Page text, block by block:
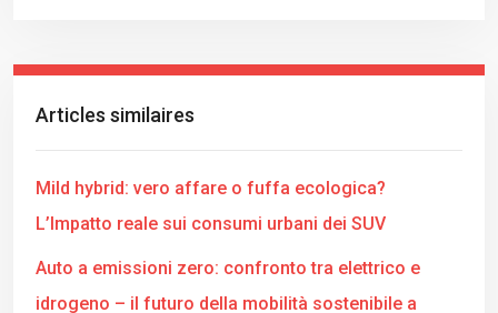
Articles similaires
Mild hybrid: vero affare o fuffa ecologica?
L’Impatto reale sui consumi urbani dei SUV
Auto a emissioni zero: confronto tra elettrico e
idrogeno – il futuro della mobilità sostenibile a